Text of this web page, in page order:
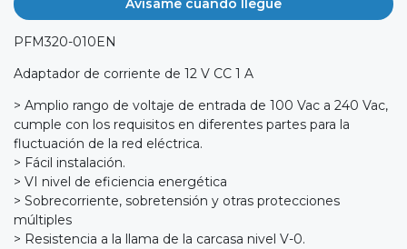
Avísame cuando llegue
PFM320-010EN
Adaptador de corriente de 12 V CC 1 A
> Amplio rango de voltaje de entrada de 100 Vac a 240 Vac,
cumple con los requisitos en diferentes partes para la
fluctuación de la red eléctrica.
> Fácil instalación.
> VI nivel de eficiencia energética
> Sobrecorriente, sobretensión y otras protecciones
múltiples
> Resistencia a la llama de la carcasa nivel V-0.